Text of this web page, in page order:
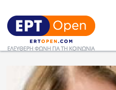
Ειδήσεις